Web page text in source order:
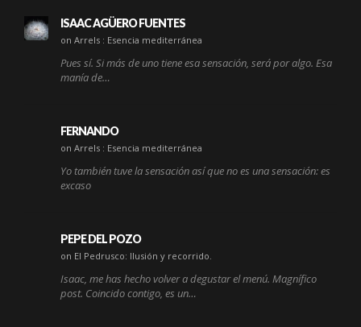
ISAAC AGÜERO FUENTES
on Arrels : Esencia mediterránea
Pues sí. Si más de uno tiene esa sensación, será por algo. Esa
manía de…
FERNANDO
on Arrels : Esencia mediterránea
Yo también tuve la sensación así que no es una sensación: es
excaso
PEPE DEL POZO
on El Pedrusco: Ilusión y recorrido.
Isaac, me has hecho volver a degustar el menú. Magnífico
post. Coincido contigo, es un…